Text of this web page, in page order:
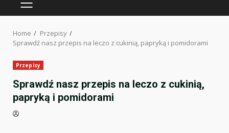
PRIMARY
Home
Przepisy
Sprawdź nasz przepis na leczo z cukinią, papryką i pomidorami
Przepisy
Sprawdź nasz przepis na leczo z cukinią,
papryką i pomidorami